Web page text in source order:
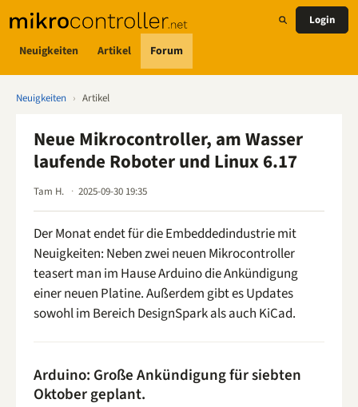
Neuigkeiten Artikel Forum
Login
Neuigkeiten › Artikel
Neue Mikrocontroller, am Wasser
laufende Roboter und Linux 6.17
Tam H. 2025-09-30 19:35
Der Monat endet für die Embeddedindustrie mit
Neuigkeiten: Neben zwei neuen Mikrocontroller
teasert man im Hause Arduino die Ankündigung
einer neuen Platine. Außerdem gibt es Updates
sowohl im Bereich DesignSpark als auch KiCad.
Arduino: Große Ankündigung für siebten
Oktober geplant.